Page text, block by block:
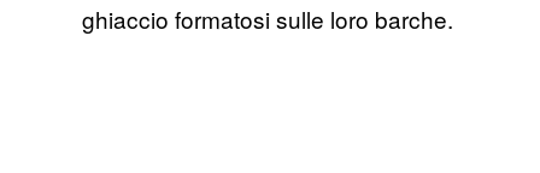
ghiaccio formatosi sulle loro barche.